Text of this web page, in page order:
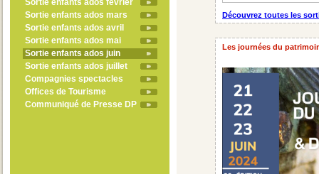
Sortie enfants ados février
Sortie enfants ados mars
Sortie enfants ados avril
Sortie enfants ados mai
Sortie enfants ados juin
Sortie enfants ados juillet
Compagnies spectacles
Offices de Tourisme
Communiqué de Presse DP
Découvrez toutes les
Les journées du